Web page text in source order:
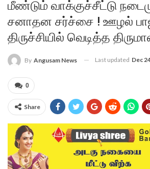
மீண்டும் வாக்குச்சீட்டு
சனாதன சர்ச்சை ! ஊழல்
திருச்சியில் வெடித்த
By Angusam News Last updated Dec
0
Share